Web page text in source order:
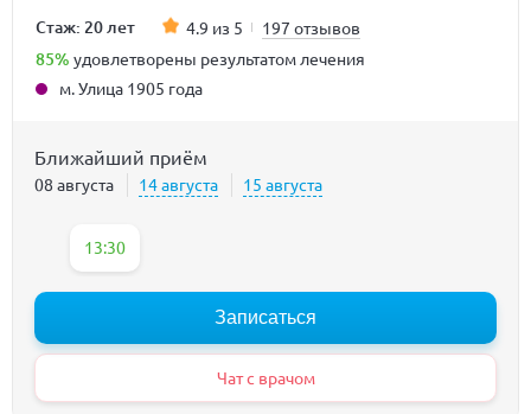
Стаж: 20 лет 4.9 из 5 197 отзывов
85% удовлетворены результатом лечения
м. Улица 1905 года
Ближайший приём
08 августа 14 августа 15 августа
13:30
Записаться
Чат с врачом